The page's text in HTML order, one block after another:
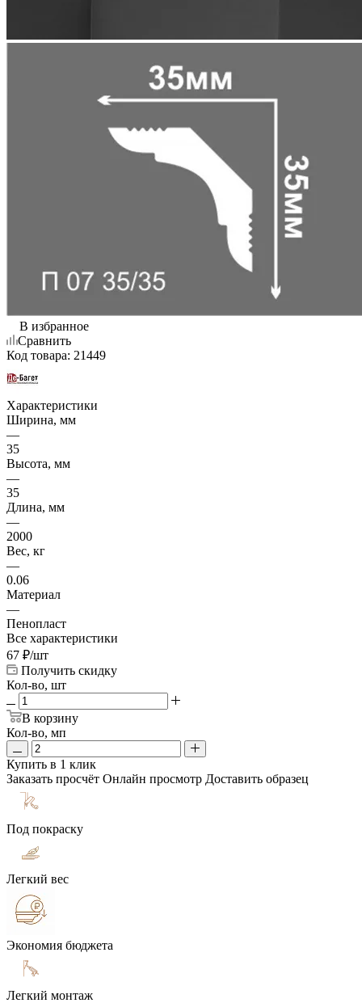
В избранное
Сравнить
Код товара: 21449
Характеристики
Ширина, мм
—
35
Высота, мм
—
35
Длина, мм
—
2000
Вес, кг
—
0.06
Материал
—
Пенопласт
Все характеристики
67 ₽/шт
Получить скидку
Кол-во, шт
В корзину
Кол-во, мп
Купить в 1 клик
Заказать просчёт Онлайн просмотр Доставить образец
Под покраску
Легкий вес
Экономия бюджета
Легкий монтаж